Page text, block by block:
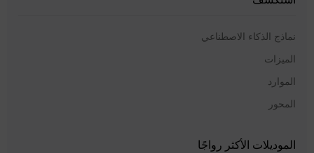
نماذج الذكاء الاصطناعي
الميزات
الموارد
المحور
الموديلات الأكثر رواجًا